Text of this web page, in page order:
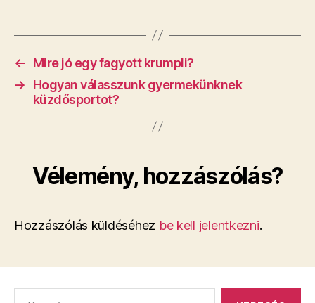
←
Mire jó egy fagyott krumpli?
→
Hogyan válasszunk gyermekünknek
küzdősportot?
Vélemény, hozzászólás?
Hozzászólás küldéséhez be kell jelentkezni.